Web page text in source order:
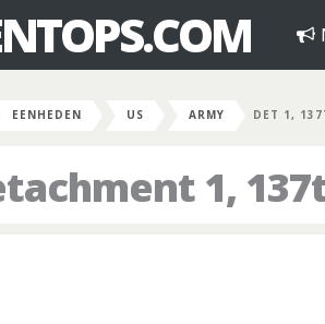
EENHEDEN US ARMY DET 1,
1,